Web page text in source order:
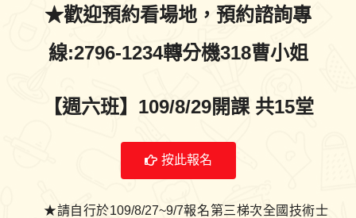
★歡迎預約看場地，預約諮詢專
線:2796-1234轉分機318曹小姐
【週六班】109/8/29開課 共15堂
按此報名
★請自行於109/8/27~9/7報名第三梯次全國技術士